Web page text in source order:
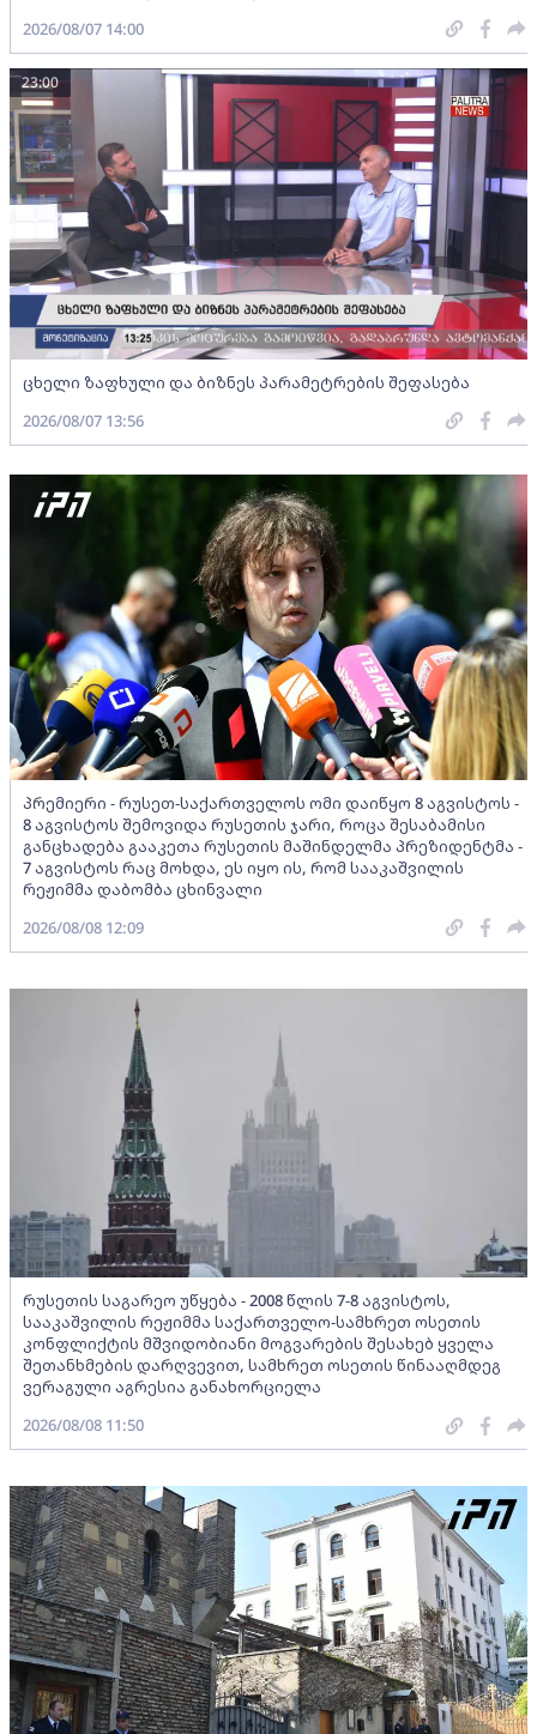
2026/08/07 14:00
ცხელი ზაფხული და ბიზნეს პარამეტრების შეფასება
23:00
2026/08/07 13:56
პრემიერი - რუსეთ-საქართველოს ომი დაიწყო 8 აგვისტოს -
8 აგვისტოს შემოვიდა რუსეთის ჯარი, როცა შესაბამისი
განცხადება გააკეთა რუსეთის მაშინდელმა პრეზიდენტმა -
7 აგვისტოს რაც მოხდა, ეს იყო ის, რომ სააკაშვილის
რეჟიმმა დაბომბა ცხინვალი
2026/08/08 12:09
რუსეთის საგარეო უწყება - 2008 წლის 7-8 აგვისტოს,
სააკაშვილის რეჟიმმა საქართველო-სამხრეთ ოსეთის
კონფლიქტის მშვიდობიანი მოგვარების შესახებ ყველა
შეთანხმების დარღვევით, სამხრეთ ოსეთის წინააღმდეგ
ვერაგული აგრესია განახორციელა
2026/08/08 11:50